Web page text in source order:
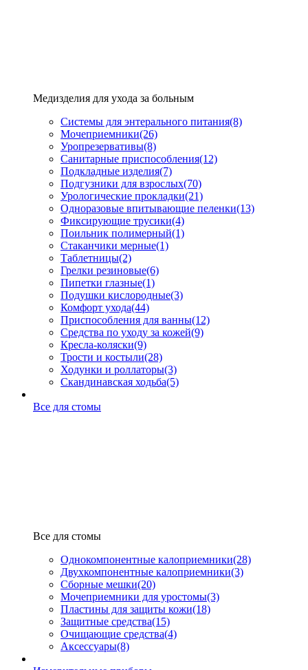
Медизделия для ухода за больным
Системы для энтерального питания(8)
Мочеприемники(26)
Уропрезервативы(8)
Санитарные приспособления(12)
Подкладные изделия(7)
Подгузники для взрослых(70)
Урологические прокладки(21)
Одноразовые впитывающие пеленки(13)
Фиксирующие трусики(4)
Поильник полимерный(1)
Стаканчики мерные(1)
Таблетницы(2)
Грелки резиновые(6)
Пипетки глазные(1)
Подушки кислородные(3)
Комфорт ухода(44)
Приспособления для ванны(12)
Средства по уходу за кожей(9)
Кресла-коляски(9)
Трости и костыли(28)
Ходунки и роллаторы(3)
Скандинавская ходьба(5)
Все для стомы
Все для стомы
Однокомпонентные калоприемники(28)
Двухкомпонентные калоприемники(3)
Сборные мешки(20)
Мочеприемники для уростомы(3)
Пластины для защиты кожи(18)
Защитные средства(15)
Очищающие средства(4)
Аксессуары(8)